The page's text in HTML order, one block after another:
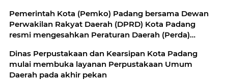
Pemerintah Kota (Pemko) Padang bersama Dewan
Perwakilan Rakyat Daerah (DPRD) Kota Padang
resmi mengesahkan Peraturan Daerah (Perda)
Adat dan Pelestarian Nilai Budaya Minangkabau
Dinas Perpustakaan dan Kearsipan Kota Padang
mulai membuka layanan Perpustakaan Umum
Daerah pada akhir pekan